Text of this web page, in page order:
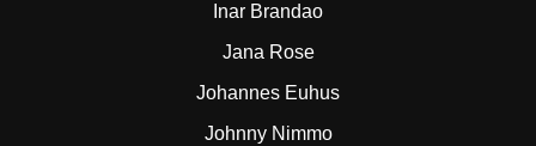
Inar Brandao
Jana Rose
Johannes Euhus
Johnny Nimmo